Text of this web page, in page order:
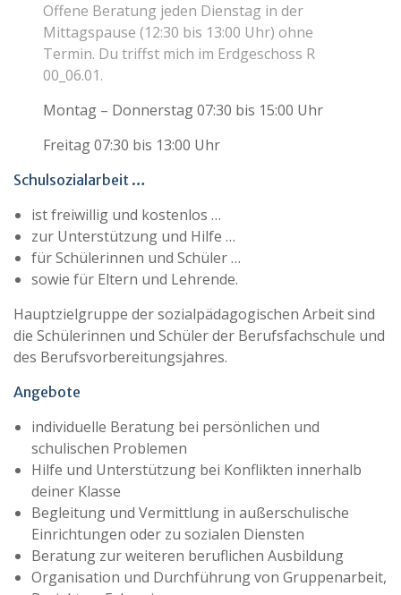
Offene Beratung jeden Dienstag in der
Mittagspause (12:30 bis 13:00 Uhr) ohne
Termin. Du triffst mich im Erdgeschoss R
00_06.01.
Montag – Donnerstag 07:30 bis 15:00 Uhr
Freitag 07:30 bis 13:00 Uhr
Schulsozialarbeit …
ist freiwillig und kostenlos …
zur Unterstützung und Hilfe …
für Schülerinnen und Schüler …
sowie für Eltern und Lehrende.
Hauptzielgruppe der sozialpädagogischen Arbeit sind
die Schülerinnen und Schüler der Berufsfachschule und
des Berufsvorbereitungsjahres.
Angebote
individuelle Beratung bei persönlichen und
schulischen Problemen
Hilfe und Unterstützung bei Konflikten innerhalb
deiner Klasse
Begleitung und Vermittlung in außerschulische
Einrichtungen oder zu sozialen Diensten
Beratung zur weiteren beruflichen Ausbildung
Organisation und Durchführung von Gruppenarbeit,